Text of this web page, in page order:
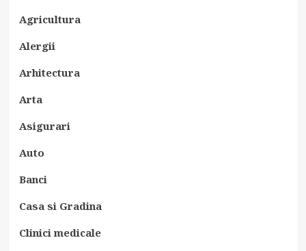
Agricultura
Alergii
Arhitectura
Arta
Asigurari
Auto
Banci
Casa si Gradina
Clinici medicale